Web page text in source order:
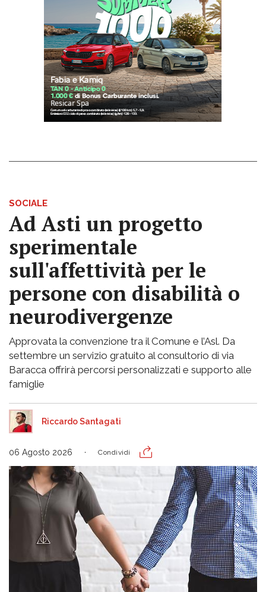
SOCIALE
Ad Asti un progetto
sperimentale
sull'affettività per le
persone con disabilità o
neurodivergenze
Approvata la convenzione tra il Comune e l’Asl. Da
settembre un servizio gratuito al consultorio di via
Baracca offrirà percorsi personalizzati e supporto alle
famiglie
Riccardo Santagati
06 Agosto 2026 Condividi